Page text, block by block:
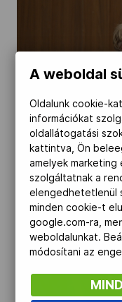
A weboldal
Oldalunk cookie-
információkat
oldallátogatási
kattintva, Ön
amelyek
szolgáltatnak a
elengedhetetlenül
minden cookie-t
google.com-ra,
weboldalunkat.
módosítani az